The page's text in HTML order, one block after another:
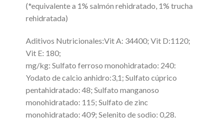
(*equivalente a 1% salmón rehidratado, 1% trucha
rehidratada)
Aditivos Nutricionales:Vit A: 34400; Vit D:1120;
Vit E: 180;
mg/kg: Sulfato ferroso monohidratado: 240:
Yodato de calcio anhidro:3,1; Sulfato cúprico
pentahidratado: 48; Sulfato manganoso
monohidratado: 115; Sulfato de zinc
monohidratado: 409; Selenito de sodio: 0,28.